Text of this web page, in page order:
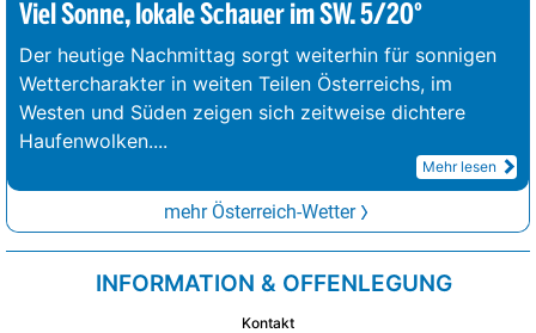
Viel Sonne, lokale Schauer im SW. 5/20°
Der heutige Nachmittag sorgt weiterhin für sonnigen
Wettercharakter in weiten Teilen Österreichs, im
Westen und Süden zeigen sich zeitweise dichtere
Haufenwolken....
Mehr lesen
mehr Österreich-Wetter
INFORMATION & OFFENLEGUNG
Kontakt